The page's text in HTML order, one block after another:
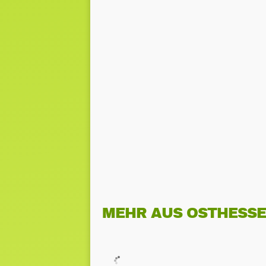
MEHR AUS